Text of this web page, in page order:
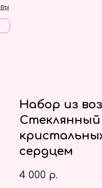
Набор из
сердцем
4 000 р.